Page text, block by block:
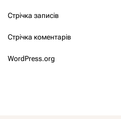
Стрічка записів
Стрічка коментарів
WordPress.org